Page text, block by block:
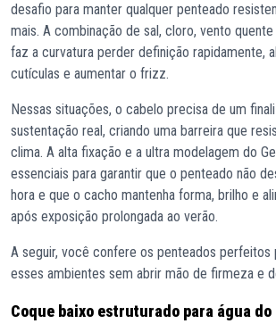
desafio para manter qualquer penteado
mais. A combinação de sal, cloro, vento
faz a curvatura perder definição rapidamente,
cutículas e aumentar o frizz.
Nessas situações, o cabelo precisa de um
sustentação real, criando uma barreira que
clima. A alta fixação e a ultra modelagem do
essenciais para garantir que o penteado não
hora e que o cacho mantenha forma, brilho e
após exposição prolongada ao verão.
A seguir, você confere os penteados perfeitos
esses ambientes sem abrir mão de firmeza e
Coque baixo estruturado para água do